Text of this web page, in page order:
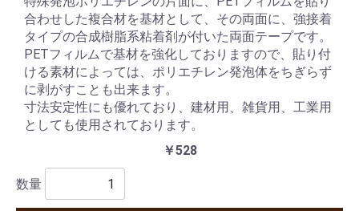
合わせした複合材を基材として、その両面に、強接着
タイプの合成樹脂系粘着剤が付いた両面テープです。
PETフィルムで基材を強化しておりますので、貼り付
ける素材によっては、ポリエチレン発泡体をちぎらず
に剥がすことも出来ます。
寸法安定性にも優れており、建材用、雑貨用、工業用
としても使用されております。
￥528
数量